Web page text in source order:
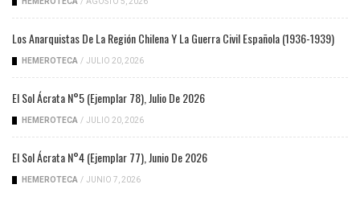
Los Anarquistas De La Región Chilena Y La Guerra Civil Española (1936-1939)
HEMEROTECA / JULIO 20, 2026
El Sol Ácrata N°5 (ejemplar 78), Julio De 2026
HEMEROTECA / JULIO 20, 2026
El Sol Ácrata N°4 (ejemplar 77), Junio De 2026
HEMEROTECA / JUNIO 7, 2026